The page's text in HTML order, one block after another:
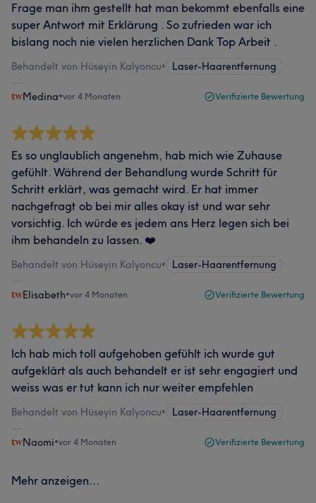
Frage man ihm gestellt hat man bekommt ebenfalls eine
super Antwort mit Erklärung . So zufrieden war ich
bislang noch nie vielen herzlichen Dank Top Arbeit .
Behandelt von Hüseyin Kalyoncu• Laser-Haarentfernung
Medina•vor 4 Monaten Verifizierte Bewertung
Es so unglaublich angenehm, hab mich wie Zuhause
gefühlt. Während der Behandlung wurde Schritt für
Schritt erklärt, was gemacht wird. Er hat immer
nachgefragt ob bei mir alles okay ist und war sehr
vorsichtig. Ich würde es jedem ans Herz legen sich bei
ihm behandeln zu lassen. ❤️
Behandelt von Hüseyin Kalyoncu• Laser-Haarentfernung
Elisabeth•vor 4 Monaten Verifizierte Bewertung
Ich hab mich toll aufgehoben gefühlt ich wurde gut
aufgeklärt als auch behandelt er ist sehr engagiert und
weiss was er tut kann ich nur weiter empfehlen
Behandelt von Hüseyin Kalyoncu• Laser-Haarentfernung
Naomi•vor 4 Monaten Verifizierte Bewertung
Mehr anzeigen...